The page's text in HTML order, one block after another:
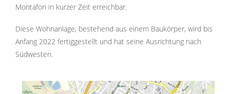
Montafon in kurzer Zeit erreichbar.
Diese Wohnanlage, bestehend aus einem Baukörper, wird bis
Anfang 2022 fertiggestellt und hat seine Ausrichtung nach
Südwesten.